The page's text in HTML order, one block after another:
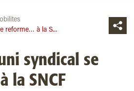
reforme… à la S...
syndical se
la SNCF